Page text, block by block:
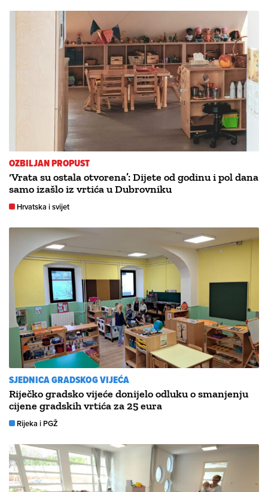
OZBILJAN PROPUST
‘Vrata su ostala otvorena’: Dijete od godinu i pol dana
samo izašlo iz vrtića u Dubrovniku
Hrvatska i svijet
SJEDNICA GRADSKOG VIJEĆA
Riječko gradsko vijeće donijelo odluku o smanjenju
cijene gradskih vrtića za 25 eura
Rijeka i PGŽ